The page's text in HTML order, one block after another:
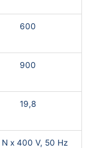
600
900
19,8
x 400 V, 50 Hz